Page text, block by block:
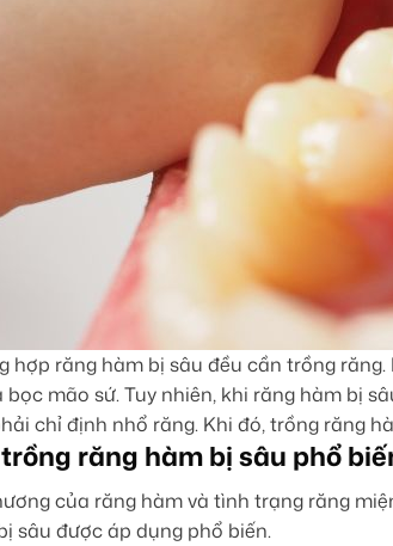
hợp răng hàm bị sâu đều cần trồng
mão sứ. Tuy nhiên, khi răng hàm bị
chỉ định nhổ răng. Khi đó, trồng răng
răng hàm bị sâu phổ
của răng hàm và tình trạng răng
sâu được áp dụng phổ biến.